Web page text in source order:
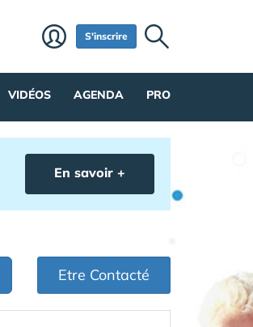
S'inscrire
VIDÉOS AGENDA PRO
En savoir +
Etre Contacté